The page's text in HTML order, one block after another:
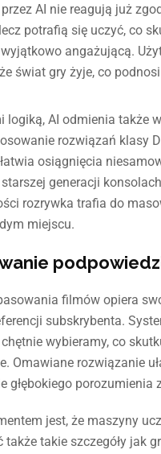
AI nie reagują już
potrafią się uczyć, co
angażującą.
świat gry żyje, co
logiką, AI odmienia także
rozwiązań klasy
osiągnięcia
generacji
rozrywka trafia do
miejscu.
filmów opiera
subskrybenta.
wybieramy, co
Omawiane rozwiązanie
głębokiego porozumienia
jest, że maszyny
także takie szczegóły jak